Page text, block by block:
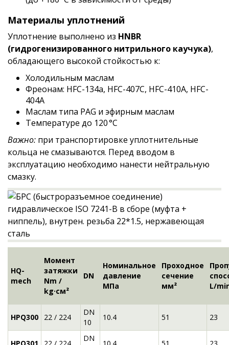
Материалы уплотнений
Уплотнение выполнено из HNBR
(гидрогенизированного нитрильного каучука),
обладающего высокой стойкостью к:
Холодильным маслам
Фреонам: HFC-134a, HFC-407C, HFC-410A, HFC-
404A
Маслам типа PAG и эфирным маслам
Температуре до 120 °C
Важно: при транспортировке уплотнительные
кольца не смазываются. Перед вводом в
эксплуатацию необходимо нанести нейтральную
смазку.
HQ-
mech
Момент
затяжки
Nm /
kg·см²
DN
Номинальное
давление
МПа
Проходное
сечение
мм²
L/
HPQ300 22 / 224
DN
10
10.4 51 23
DN